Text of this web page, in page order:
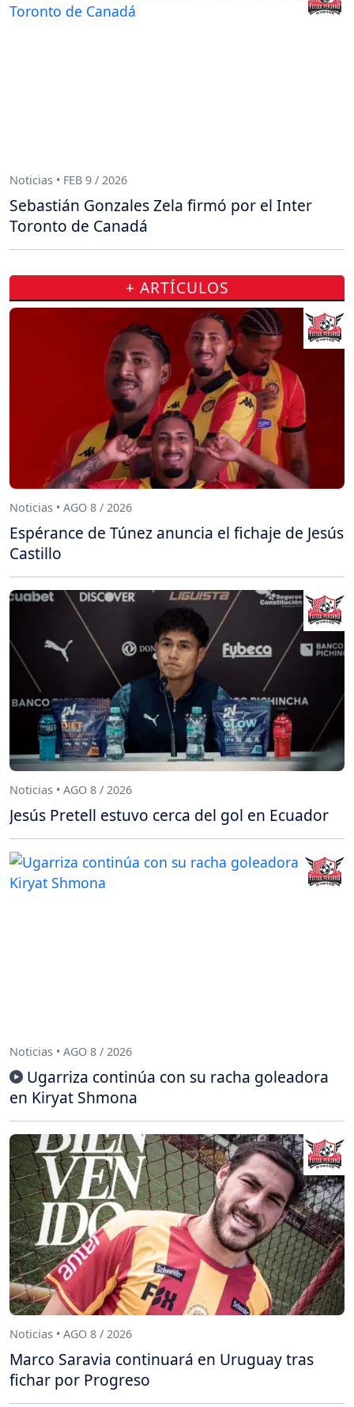
Noticias • FEB 9 / 2026
Sebastián Gonzales Zela firmó por el Inter
Toronto de Canadá
+ ARTÍCULOS
Noticias • AGO 8 / 2026
Espérance de Túnez anuncia el fichaje de Jesús
Castillo
Noticias • AGO 8 / 2026
Jesús Pretell estuvo cerca del gol en Ecuador
Noticias • AGO 8 / 2026
Ugarriza continúa con su racha goleadora
en Kiryat Shmona
Noticias • AGO 8 / 2026
Marco Saravia continuará en Uruguay tras
fichar por Progreso